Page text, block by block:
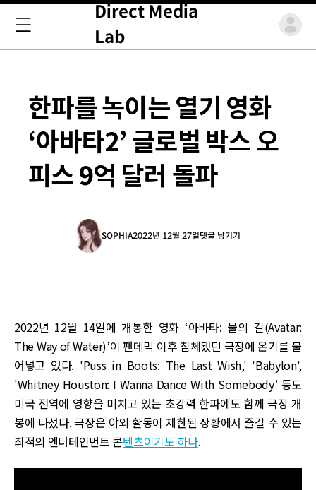
Direct Media
Lab
한파를 녹이는 열기 영화
‘아바타2’ 글로벌 박스 오
피스 9억 달러 돌파
SOPHIA2022년 12월 27일댓글 남기기
2022년 12월 14일에 개봉한 영화 ‘아바타: 물의 길(Avatar:
The Way of Water)’이 팬데믹 이후 침체됐던 극장에 온기를 불
어넣고 있다. 'Puss in Boots: The Last Wish,' 'Babylon',
'Whitney Houston: I Wanna Dance With Somebody’ 등도
미국 전역에 영향을 미치고 있는 초강력 한파에도 함께 극장 개
봉에 나섰다. 극장은 야외 활동이 제한된 상황에서 즐길 수 있는
최적의 엔터테인먼트 콘텐츠이기도 하다.